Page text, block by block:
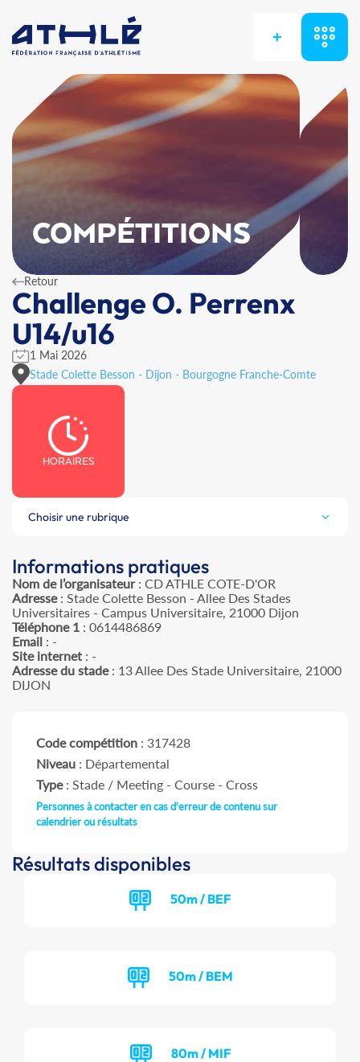
+
COMPÉTITIONS
Retour
Challenge O. Perrenx
U14/u16
1 Mai 2026
Stade Colette Besson - Dijon - Bourgogne Franche-Comte
HORAIRES
Choisir une rubrique
Informations pratiques
Nom de l’organisateur: CD ATHLE COTE-D'OR
Adresse: Stade Colette Besson - Allee Des Stades
Universitaires - Campus Universitaire, 21000 Dijon
Téléphone 1 : 0614486869
Email : -
Site internet : -
Adresse du stade: 13 Allee Des Stade Universitaire, 21000
DIJON
Code compétition : 317428
Niveau : Départemental
Type: Stade / Meeting - Course - Cross
Personnes à contacter en cas d'erreur de contenu sur
calendrier ou résultats
Résultats disponibles
50m / BEF
50m / BEM
80m / MIF